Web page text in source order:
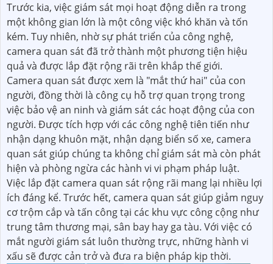
Trước kia, việc giám sát mọi hoạt động diễn ra trong
một không gian lớn là một công việc khó khăn và tốn
kém. Tuy nhiên, nhờ sự phát triển của công nghệ,
camera quan sát đã trở thành một phương tiện hiệu
quả và được lắp đặt rộng rãi trên khắp thế giới.
Camera quan sát được xem là "mắt thứ hai" của con
người, đồng thời là công cụ hỗ trợ quan trọng trong
việc bảo vệ an ninh và giám sát các hoạt động của con
người. Được tích hợp với các công nghệ tiên tiến như
nhận dạng khuôn mặt, nhận dạng biển số xe, camera
quan sát giúp chúng ta không chỉ giám sát mà còn phát
hiện và phòng ngừa các hành vi vi phạm pháp luật.
Việc lắp đặt camera quan sát rộng rãi mang lại nhiều lợi
ích đáng kể. Trước hết, camera quan sát giúp giảm nguy
cơ trộm cắp và tấn công tại các khu vực công cộng như
trung tâm thương mại, sân bay hay ga tàu. Với việc có
mắt người giám sát luôn thường trực, những hành vi
xấu sẽ được cản trở và đưa ra biện pháp kịp thời.